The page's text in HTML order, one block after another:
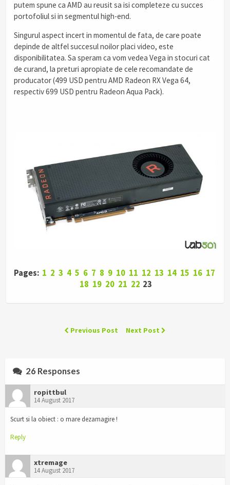
putem spune ca AMD au reusit sa isi completeze cu succes
portofoliul si in segmentul high-end.
Singurul aspect incert in momentul de fata, de care poate
depinde de altfel succesul noilor placi video, este
disponibilitatea. Sa speram ca vom vedea Vega in stocuri cat
de curand, la preturi apropiate de cele recomandate de
producator (499 USD pentru AMD Radeon RX Vega 64,
respectiv 699 USD pentru Radeon Aqua Pack).
Pages: 1 2 3 4 5 6 7 8 9 10 11 12 13 14 15 16 17
18 19 20 21 22 23
Previous Post Next Post
26 Responses
ropittbul
14 August 2017
Scurt si la obiect : o mare dezamagire !
Reply
xtremage
14 August 2017